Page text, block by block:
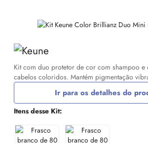
Kit com duo protetor de cor com shampoo
cabelos coloridos. Mantém pigmentação
Ir para os detalhes do
Itens desse Kit: